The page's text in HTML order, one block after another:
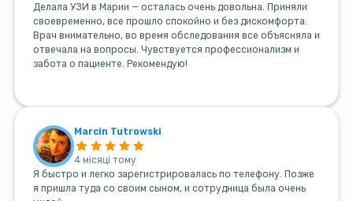
Делала УЗИ в Марии — осталась очень довольна. Приняли
своевременно, все прошло спокойно и без дискомфорта.
Врач внимательно, во время обследования все объясняла и
отвечала на вопросы. Чувствуется профессионализм и
забота о пациенте. Рекомендую!
Marcin Tutrowski
4 місяці тому
Я быстро и легко зарегистрировалась по телефону. Позже
я пришла туда со своим сыном, и сотрудница была очень